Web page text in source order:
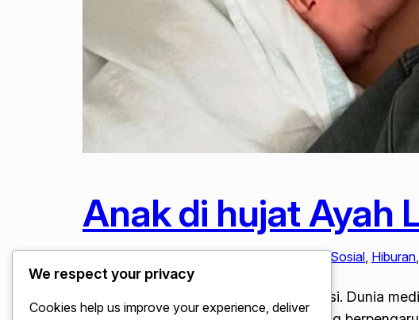
Anak di hujat Ayah
Februari 6, 2026Berita Viral, Digital & Media Sosial Hiburan
Anak di hujat Ayah Logan Paul Bereaksi. Dunia
We respect your privacy
Cookies help us improve your experience, deliver